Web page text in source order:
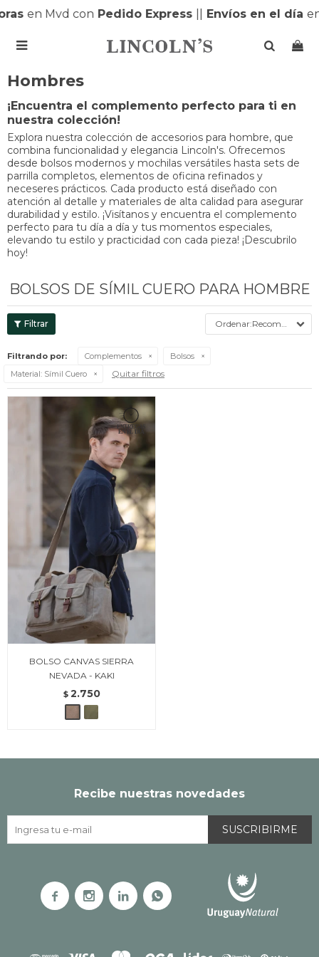
en Mvd conPedido Express| Envíos en el díaen

Hombres
¡Encuentra el complemento perfecto para ti en
nuestra colección!
Explora nuestra colección de accesorios para hombre, que
combina funcionalidad y elegancia Lincoln's. Ofrecemos
desde bolsos modernos y mochilas versátiles hasta sets de
parrilla completos, elementos de oficina refinados y
neceseres prácticos. Cada producto está diseñado con
atención al detalle y materiales de alta calidad para asegurar
durabilidad y estilo. ¡Visítanos y encuentra el complemento
perfecto para tu día a día y tus momentos especiales,
elevando tu estilo y practicidad con cada pieza! ¡Descubrilo
hoy!
BOLSOS DE SÍMIL CUERO PARA HOMBRE
Recomendados
Filtrando por: Complementos
Bolsos
Material: Símil Cuero Quitar filtros
BOLSO CANVAS SIERRA
NEVADA - KAKI
$ 2.750
Recibe nuestras novedades
SUSCRIBIRME
   